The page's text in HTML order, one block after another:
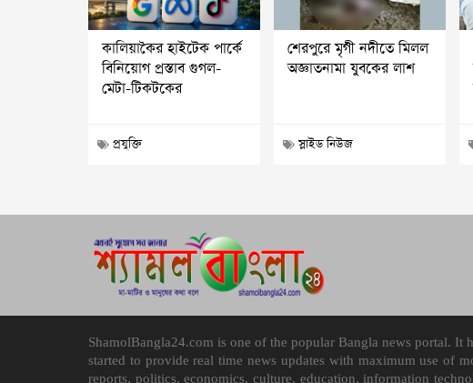
কালিয়াকৈর হাইটেক পার্কে
বিনিয়োগ প্রস্তাব গুগল-
মেটা-টিকটকের
প্রযুক্তি
শেরপুরে মৃগী নদীতে মিলল
অজ্ঞাতনামা যুবকের লাশ
স্লাইড নিউজ
ShamolBangla24.com is one of the popular Bangla news portal.
started to provide real time news updates with maximum use of
reports, politics, economics, culture, education, information